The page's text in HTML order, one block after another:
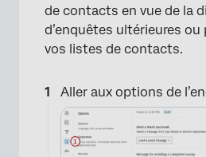
de contacts en vue de la
d’enquêtes ultérieures
vos listes de contacts.
Aller aux options de